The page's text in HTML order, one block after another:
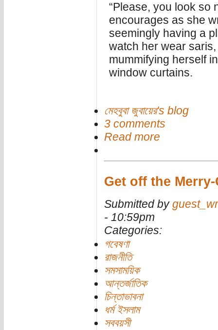
“Please, you look so
encourages as she
seemingly having a
watch her wear
mummifying herself
window curtains.
মেহবুবা জুবায়ের's blog
3 comments
Read more
Get off the
Submitted by
- 10:59pm
Categories:
গবেষণা
রাজনীতি
সমসাময়িক
আন্তর্জাতিক
চিন্তাভাবনা
ধর্ম ইসলাম
সববয়সী